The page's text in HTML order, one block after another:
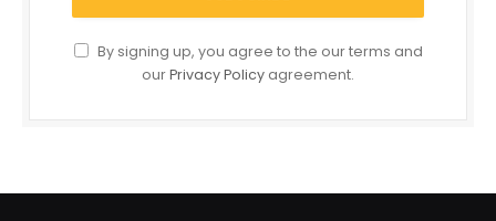
By signing up, you agree to the our terms and
ourPrivacy Policy agreement.